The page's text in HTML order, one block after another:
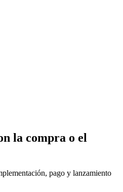
la compra o el
pago y lanzamiento